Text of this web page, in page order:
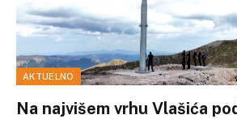
AKTUELNO
Na najvišem vrhu Vlašića